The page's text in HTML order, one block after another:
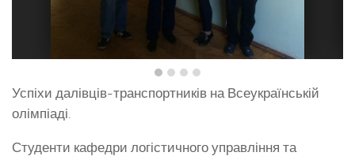
Успіхи далівців-транспортників на Всеукраїнській
олімпіаді.
Студенти кафедри логістичного управління та